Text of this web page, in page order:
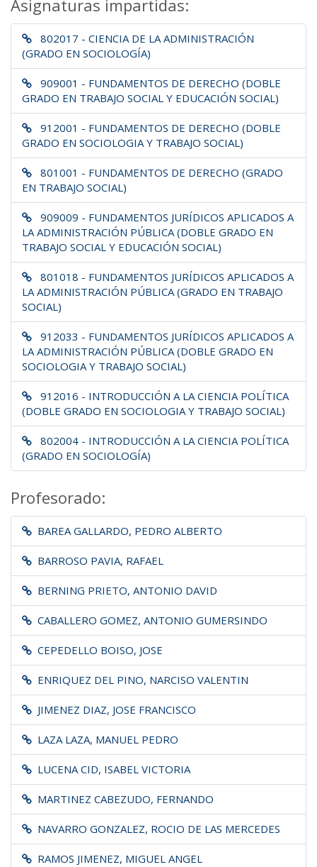
Asignaturas impartidas:
802017 - CIENCIA DE LA ADMINISTRACIÓN
(GRADO EN SOCIOLOGÍA)
909001 - FUNDAMENTOS DE DERECHO (DOBLE
GRADO EN TRABAJO SOCIAL Y EDUCACIÓN SOCIAL)
912001 - FUNDAMENTOS DE DERECHO (DOBLE
GRADO EN SOCIOLOGIA Y TRABAJO SOCIAL)
801001 - FUNDAMENTOS DE DERECHO (GRADO
EN TRABAJO SOCIAL)
909009 - FUNDAMENTOS JURÍDICOS APLICADOS A
LA ADMINISTRACIÓN PÚBLICA (DOBLE GRADO EN
TRABAJO SOCIAL Y EDUCACIÓN SOCIAL)
801018 - FUNDAMENTOS JURÍDICOS APLICADOS A
LA ADMINISTRACIÓN PÚBLICA (GRADO EN TRABAJO
SOCIAL)
912033 - FUNDAMENTOS JURÍDICOS APLICADOS A
LA ADMINISTRACIÓN PÚBLICA (DOBLE GRADO EN
SOCIOLOGIA Y TRABAJO SOCIAL)
912016 - INTRODUCCIÓN A LA CIENCIA POLÍTICA
(DOBLE GRADO EN SOCIOLOGIA Y TRABAJO SOCIAL)
802004 - INTRODUCCIÓN A LA CIENCIA POLÍTICA
(GRADO EN SOCIOLOGÍA)
Profesorado:
BAREA GALLARDO, PEDRO ALBERTO
BARROSO PAVIA, RAFAEL
BERNING PRIETO, ANTONIO DAVID
CABALLERO GOMEZ, ANTONIO GUMERSINDO
CEPEDELLO BOISO, JOSE
ENRIQUEZ DEL PINO, NARCISO VALENTIN
JIMENEZ DIAZ, JOSE FRANCISCO
LAZA LAZA, MANUEL PEDRO
LUCENA CID, ISABEL VICTORIA
MARTINEZ CABEZUDO, FERNANDO
NAVARRO GONZALEZ, ROCIO DE LAS MERCEDES
RAMOS JIMENEZ, MIGUEL ANGEL